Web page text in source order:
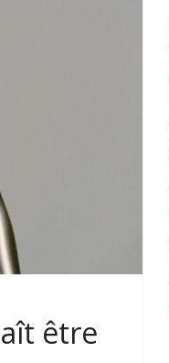
être